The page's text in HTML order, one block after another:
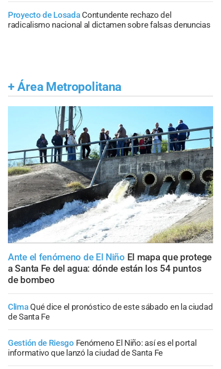
Proyecto de Losada Contundente rechazo del
radicalismo nacional al dictamen sobre falsas denuncias
+ Área Metropolitana
Ante el fenómeno de El Niño El mapa que protege
a Santa Fe del agua: dónde están los 54 puntos
de bombeo
Clima Qué dice el pronóstico de este sábado en la ciudad
de Santa Fe
Gestión de Riesgo Fenómeno El Niño: así es el portal
informativo que lanzó la ciudad de Santa Fe